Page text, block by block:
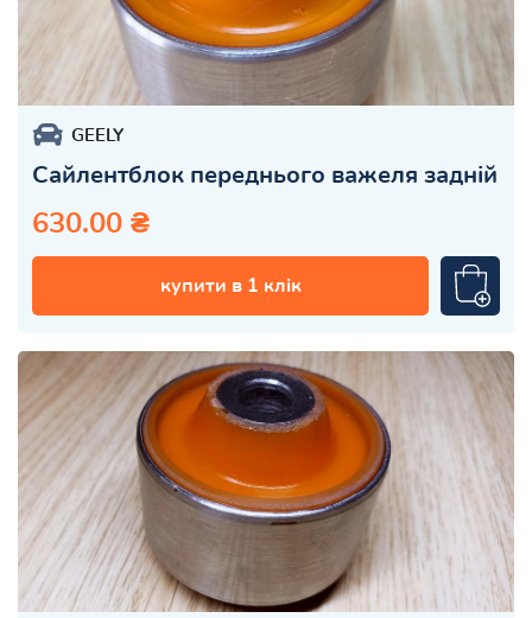
GEELY
Сайлентблок переднього важеля задній
630.00 ₴
купити в 1 клік